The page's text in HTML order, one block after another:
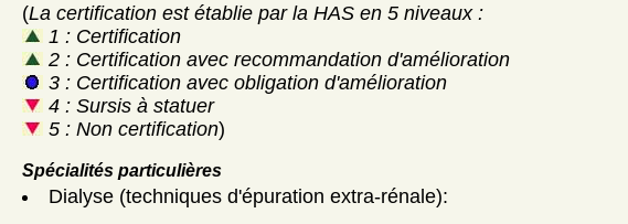
(La certification est établie par la HAS en 5 niveaux :
1 : Certification
2 : Certification avec recommandation d'amélioration
3 : Certification avec obligation d'amélioration
4 : Sursis à statuer
5 : Non certification)
Spécialités particulières
Dialyse (techniques d'épuration extra-rénale):